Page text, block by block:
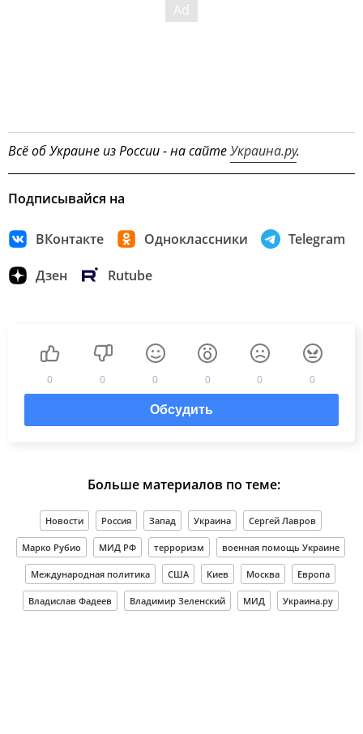
Всё об Украине из России - на сайтеУкраина.ру.
Подписывайся на
ВКонтакте Одноклассники Telegram
Дзен Rutube
0 0 0 0 0 0
Обсудить
Больше материалов по теме:
Новости Россия Запад Украина Сергей Лавров
Марко Рубио МИД РФ терроризм военная помощь Украине
Международная политика США Киев Москва Европа
Владислав Фадеев Владимир Зеленский МИД Украина.ру